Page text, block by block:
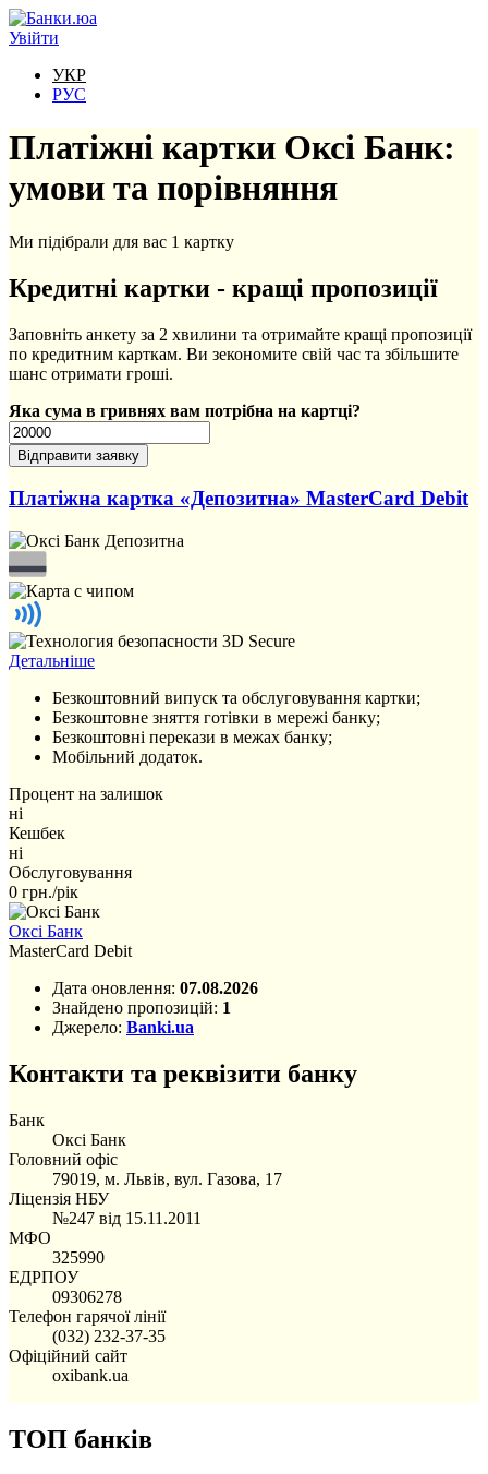
Перейти до основного вмісту
Увійти
УКР
РУС
Платіжні картки Оксі Банк:
умови та порівняння
Ми підібрали для вас 1 картку
Кредитні картки - кращі пропозиції
Заповніть анкету за 2 хвилини та отримайте кращі пропозиції
по кредитним карткам. Ви зекономите свій час та збільшите
шанс отримати гроші.
Яка сума в гривнях вам потрібна на картці?
Платіжна картка «Депозитна» MasterCard Debit
Детальніше
Безкоштовний випуск та обслуговування картки;
Безкоштовне зняття готівки в мережі банку;
Безкоштовні перекази в межах банку;
Мобільний додаток.
Процент на залишок
ні
Кешбек
ні
Обслуговування
0 грн./рік
Оксі Банк
MasterCard Debit
Дата оновлення: 07.08.2026
Знайдено пропозицій: 1
Джерело: Banki.ua
Контакти та реквізити банку
Банк
Оксі Банк
Головний офіс
79019, м. Львів, вул. Газова, 17
Ліцензія НБУ
№247 від 15.11.2011
МФО
325990
ЕДРПОУ
09306278
Телефон гарячої лінії
(032) 232-37-35
Офіційний сайт
oxibank.ua
ТОП банків